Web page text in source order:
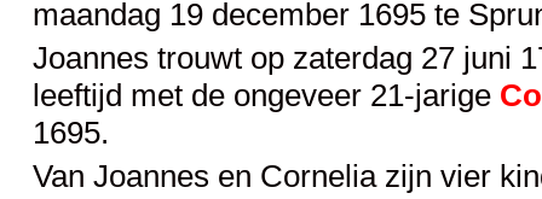
maandag 19 december 1695 te
Joannes trouwt op zaterdag 27 juni
leeftijd met de ongeveer 21-jarige
1695.
Van Joannes en Cornelia zijn vier